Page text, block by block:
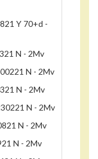
Y 70+d -
N - 2Mv
N - 2Mv
N - 2Mv
N - 2Mv
N - 2Mv
N - 2Mv